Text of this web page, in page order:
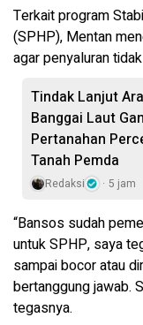
Terkait program
(SPHP), Mentan
agar penyaluran
Tindak Lanjut
Banggai Laut
Pertanahan
Tanah Pemda
Redaksi 5 jam
“Bansos sudah
untuk SPHP, saya
sampai bocor atau
bertanggung jawab.
tegasnya.